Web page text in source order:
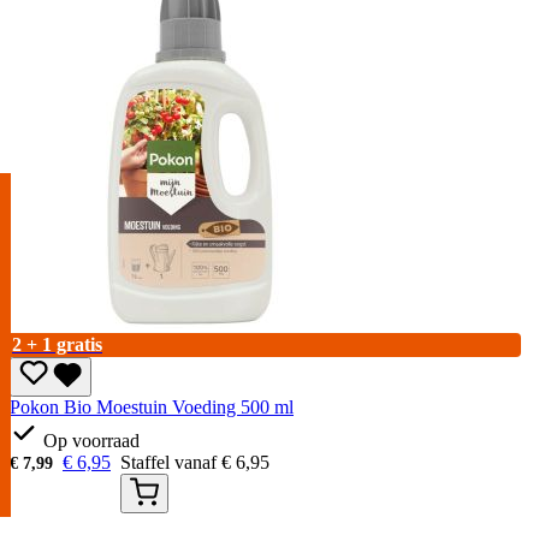
2 + 1 gratis
Pokon Bio Moestuin Voeding 500 ml
Op voorraad
€ 7,99 € 6,95 Staffel vanaf€ 6,95